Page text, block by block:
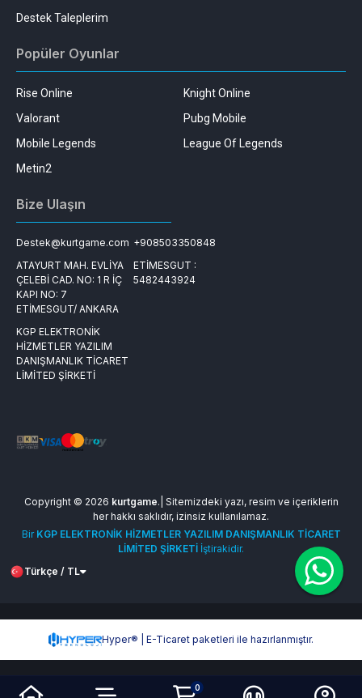
0
Destek Taleplerim
Popüler Oyunlar
Rise Online
Knight Online
Valorant
Pubg Mobile
Mobile Legends
League Of Legends
Metin2
Bize Ulaşın
Destek@kurtgame.com +908503350848
ATAYURT MAH. EVLİYA
ÇELEBİ CAD. NO: 1 R İÇ
KAPI NO: 7
ETİMESGUT/ ANKARA
ETİMESGUT :
5482443924
KGP ELEKTRONİK
HİZMETLER YAZILIM
DANIŞMANLIK TİCARET
LİMİTED ŞİRKETİ
Copyright © 2026 kurtgame.| Sitemizdeki yazı, resim ve içeriklerin
her hakkı saklıdır, izinsiz kullanılamaz.
Bir KGP ELEKTRONİK HİZMETLER YAZILIM DANIŞMANLIK TİCARET
LİMİTED ŞİRKETİ İştirakidir.
Türkçe / TL
Hyper® | E-Ticaret paketleri ile hazırlanmıştır.